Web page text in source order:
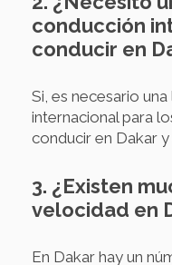
conducción
conducir en
Si, es necesario
internacional para
conducir en Dakar
3. ¿Existen
velocidad en
En Dakar hay un